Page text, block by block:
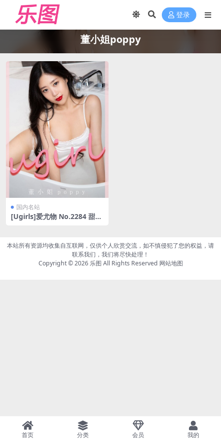
登录
董小姐poppy
国内名站
[Ugirls]爱尤物 No.2284 甜涩
本站所有资源均收集自互联网，仅供个人欣赏交流，如不慎侵犯了您的权益，请
联系我们，我们将尽快处理！
Copyright © 2026 乐图 All Rights Reserved 网站地图
首页 分类 会员 我的